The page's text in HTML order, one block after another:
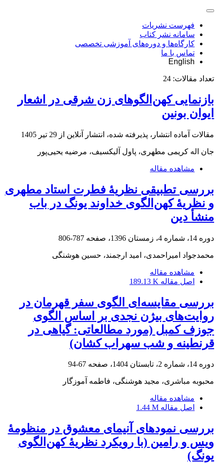
فهرست نشریات
سامانه نشر کتاب
کارگاه‌ها و دوره‌های آموزشی تخصصی
تماس با ما
English
تعداد مقالات: 24
بازنمایی کهن‌الگوهای زن شرقی در اشعار
ایوان بونین
مقالات آماده انتشار، پذیرفته شده، انتشار آنلاین از 29 تیر 1405
جان اله کریمی مطهری، پاول آلیکسیف، مرضیه یحیی‌پور
مشاهده مقاله
بررسی تطبیقی نظریۀ فطرت استاد مطهری
و نظریۀ کهن‌الگوی خداوند یونگ در باب
منشأ دین
دوره 14، شماره 4، زمستان 1396، صفحه 787-806
محمدجواد امیراحمدی، امید ارجمند، حسین هوشنگی
مشاهده مقاله
اصل مقاله 189.13 K
بررسی مقایسه‌ای الگوی سفر قهرمان در
روایت‌های بیژن نجدی بر اساس الگوی
جوزف کمبل (مورد مطالعاتی: گیاهی در
قرنطینه و شب سهراب کشان)
دوره 14، شماره 2، تابستان 1404، صفحه 67-94
محبوبه مباشری، مجید هوشنگی، فاطمه آموزگار
مشاهده مقاله
اصل مقاله 1.44 M
بررسی نمودهای آنیمای معشوق در منظومۀ
ویس و رامین (با رویکرد نظریۀ کهن‌الگوی
یونگ)